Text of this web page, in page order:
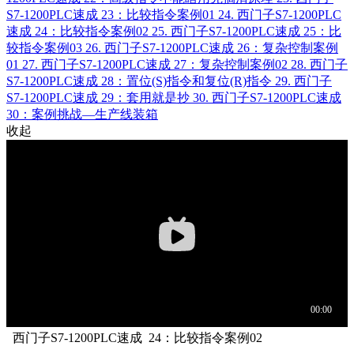
S7-1200PLC速成 23：比较指令案例01 24. 西门子S7-1200PLC
速成 24：比较指令案例02 25. 西门子S7-1200PLC速成 25：比
较指令案例03 26. 西门子S7-1200PLC速成 26：复杂控制案例
01 27. 西门子S7-1200PLC速成 27：复杂控制案例02 28. 西门子
S7-1200PLC速成 28：置位(S)指令和复位(R)指令 29. 西门子
S7-1200PLC速成 29：套用就是抄 30. 西门子S7-1200PLC速成
30：案例挑战—生产线装箱
收起
西门子S7-1200PLC速成 24：比较指令案例02